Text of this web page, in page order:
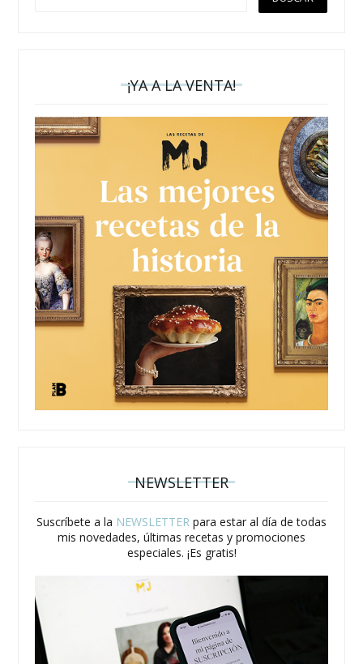
¡YA A LA VENTA!
NEWSLETTER
Suscríbete a la NEWSLETTER para estar al día de todas
mis novedades, últimas recetas y promociones
especiales. ¡Es gratis!